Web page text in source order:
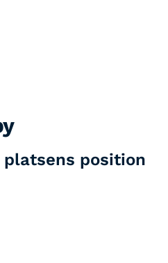
position